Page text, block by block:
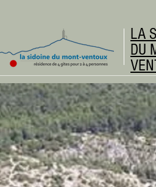
LA
DU